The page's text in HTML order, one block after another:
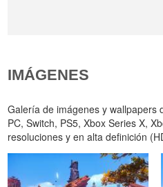
IMÁGENES
Galería de imágenes y wallpapers
PC, Switch, PS5, Xbox Series X,
resoluciones y en alta definición